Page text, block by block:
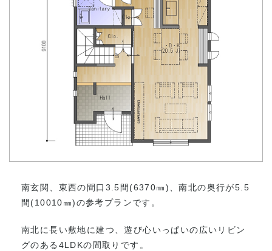
南玄関、東西の間口3.5間(6370㎜)、南北の奥行が5.5
間(10010㎜)の参考プランです。
南北に長い敷地に建つ、遊び心いっぱいの広いリビン
グのある4LDKの間取りです。